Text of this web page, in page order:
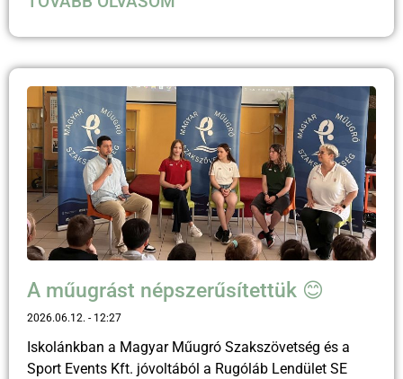
A műugrást népszerűsítettük 😊
2026.06.12. 12:27
Iskolánkban a Magyar Műugró Szakszövetség és a
Sport Events Kft. jóvoltából a Rugóláb Lendület SE